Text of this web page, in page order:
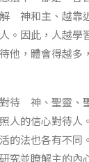
神和主、越靠
。因此，人越
他，體會得越多
待 神、聖靈、
人的信心對待人
的法也各有不
究並瞭解主的內